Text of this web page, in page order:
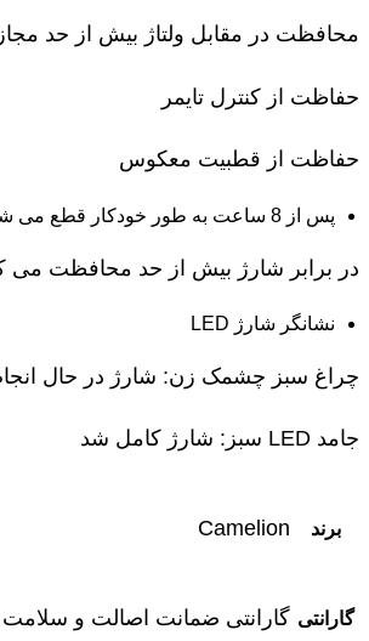
محافظت در مقابل ولتاژ بیش از حد مجاز
حفاظت از کنترل تایمر
حفاظت از قطبیت معکوس
پس از 8 ساعت به طور خودکار قطع می شود
در برابر شارژ بیش از حد محافظت می
نشانگر شارژ LED
چراغ سبز چشمک زن: شارژ در حال
جامد LED سبز: شارژ کامل شد
برند Camelion
گارانتی گارانتی ضمانت اصالت و سلامت